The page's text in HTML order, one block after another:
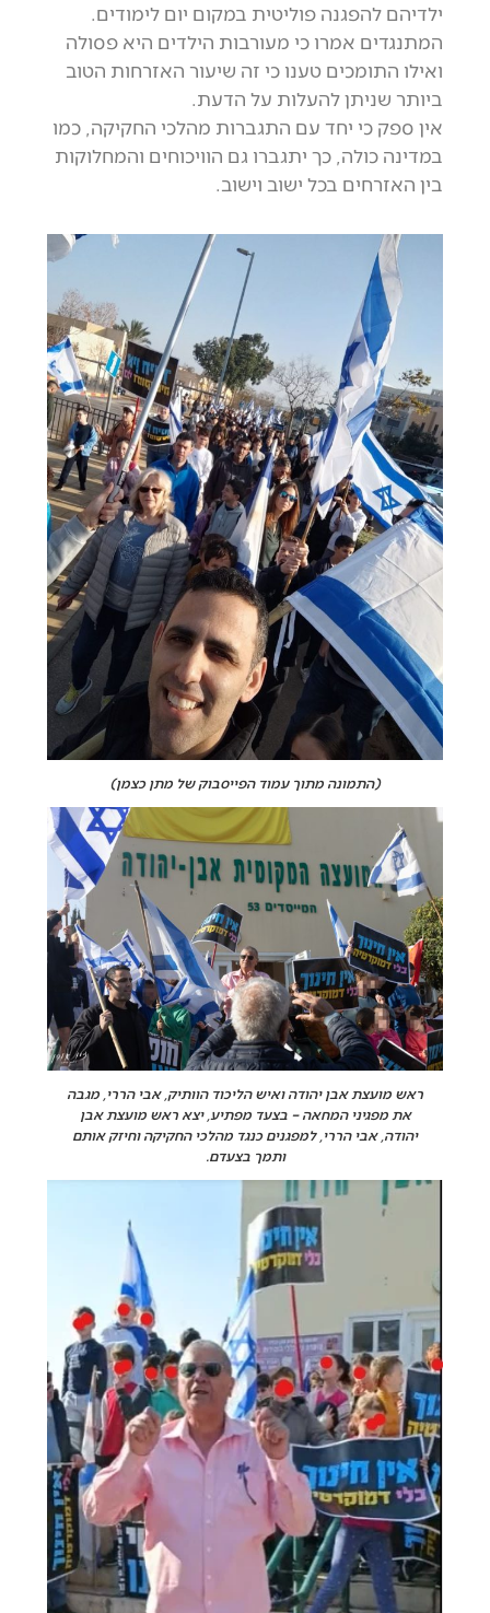
ילדיהם להפגנה פוליטית במקום יום לימודים.
המתנגדים אמרו כי מעורבות הילדים היא פסולה
ואילו התומכים טענו כי זה שיעור האזרחות הטוב
ביותר שניתן להעלות על הדעת.
אין ספק כי יחד עם התגברות מהלכי החקיקה, כמו
במדינה כולה, כך יתגברו גם הוויכוחים והמחלוקות
בין האזרחים בכל ישוב וישוב.
(התמונה מתוך עמוד הפייסבוק של מתן כצמן)
ראש מועצת אבן יהודה ואיש הליכוד הוותיק, אבי הררי, מגבה
את מפגיני המחאה – בצעד מפתיע, יצא ראש מועצת אבן
יהודה, אבי הררי, למפגנים כנגד מהלכי החקיקה וחיזק אותם
ותמך בצעדם.